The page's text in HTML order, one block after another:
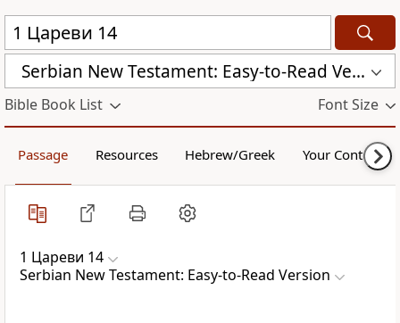
Serbian New Testament: Easy-to-Read Version (ERV-SR)
Bible Book List Font Size
Passage Resources Hebrew/Greek Your Content
1 Цареви 14
Serbian New Testament: Easy-to-Read Version